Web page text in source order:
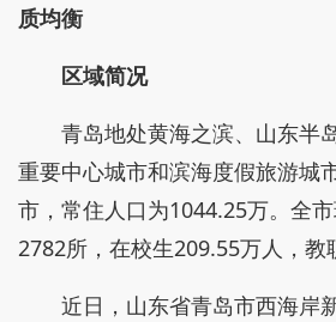
质均衡
区域简况
青岛地处黄海之滨、山东半
重要中心城市和滨海度假旅游城
市，常住人口为1044.25万。全
2782所，在校生209.55万人，教
近日，山东省青岛市西海岸